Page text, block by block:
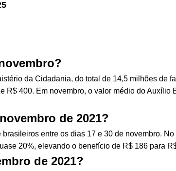
da Cidadania, do total de 14,5 milhões de
400. Em novembro, o valor médio do Auxílio
de 2021?
entre os dias 17 e 30 de novembro.
20%, elevando o benefício de R$ 186 para
de 2021?